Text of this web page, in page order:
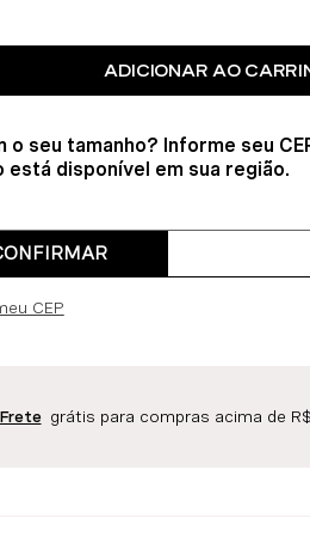
ADICIONAR AO
o seu tamanho? Informe seu
está disponível em sua região.
CEP
Frete grátis para compras acima de